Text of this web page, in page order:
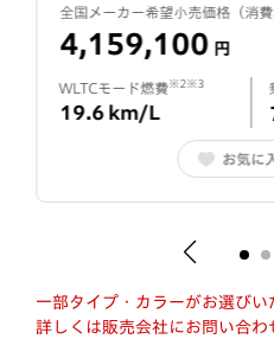
全国メーカー希望小売価格（消
4,159,100 円
WLTCモード燃費※2※3
19.6 km/L
お気に
一部タイプ・カラーがお選びい
詳しくは販売会社にお問い合わ